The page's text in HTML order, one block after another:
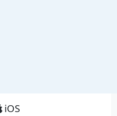
iOS